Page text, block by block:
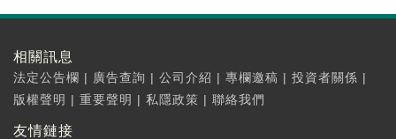
相關訊息
法定公告欄 | 廣告查詢 | 公司介紹 | 專欄邀稿 | 投資者關係 |
版權聲明 | 重要聲明 | 私隱政策 | 聯絡我們
友情鏈接